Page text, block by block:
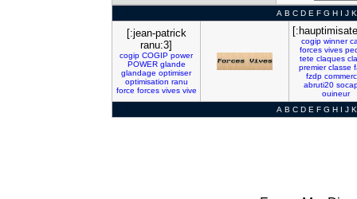
A B C D E F G H I J K
[:jean-patrick
ranu:3]
cogip COGIP power
POWER glande
glandage optimiser
optimisation ranu
force forces vives vive
cogip winner
forces vives
tete claques
premier classe
fzdp
abruti20
ouineur
A B C D E F G H I J K